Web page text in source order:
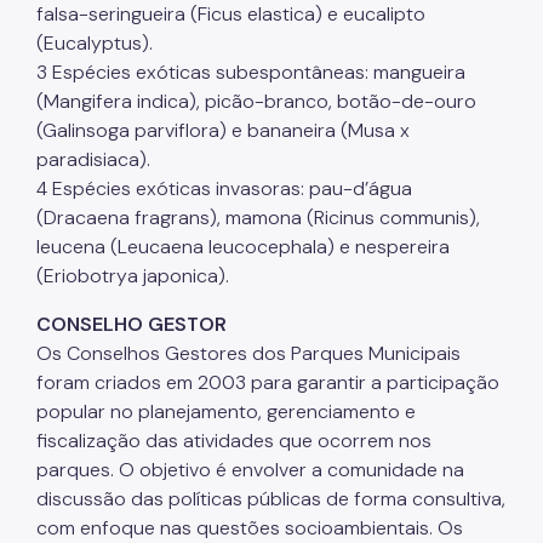
falsa-seringueira (Ficus elastica) e eucalipto
(Eucalyptus).
3 Espécies exóticas subespontâneas: mangueira
(Mangifera indica), picão-branco, botão-de-ouro
(Galinsoga parviflora) e bananeira (Musa x
paradisiaca).
4 Espécies exóticas invasoras: pau-d’água
(Dracaena fragrans), mamona (Ricinus communis),
leucena (Leucaena leucocephala) e nespereira
(Eriobotrya japonica).
CONSELHO GESTOR
Os Conselhos Gestores dos Parques Municipais
foram criados em 2003 para garantir a participação
popular no planejamento, gerenciamento e
fiscalização das atividades que ocorrem nos
parques. O objetivo é envolver a comunidade na
discussão das políticas públicas de forma consultiva,
com enfoque nas questões socioambientais. Os